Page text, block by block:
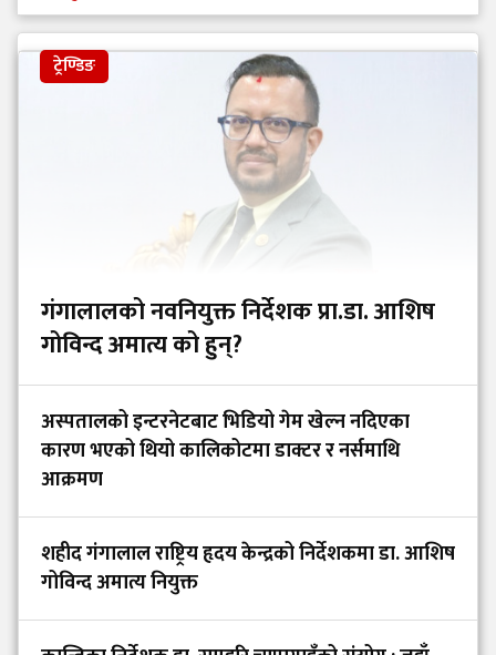
ट्रेण्डिङ
गंगालालको नवनियुक्त निर्देशक प्रा.डा. आशिष
गोविन्द अमात्य को हुन्?
अस्पतालको इन्टरनेटबाट भिडियो गेम खेल्न नदिएका
कारण भएको थियो कालिकोटमा डाक्टर र नर्समाथि
आक्रमण
शहीद गंगालाल राष्ट्रिय हृदय केन्द्रको निर्देशकमा डा. आशिष
गोविन्द अमात्य नियुक्त